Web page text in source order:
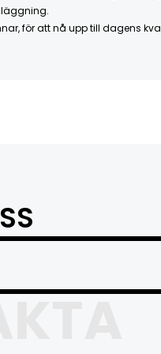
för att nå upp till dagens